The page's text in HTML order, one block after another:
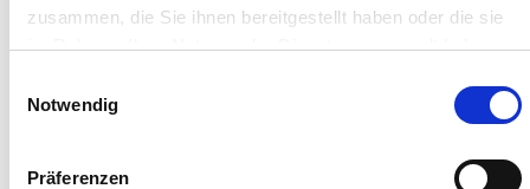
zusammen, die Sie ihnen bereitgestellt haben oder die sie
im Rahmen Ihrer Nutzung der Dienste gesammelt haben.
unsere Webseite weiterhin nutzen.
Notwendig
Präferenzen